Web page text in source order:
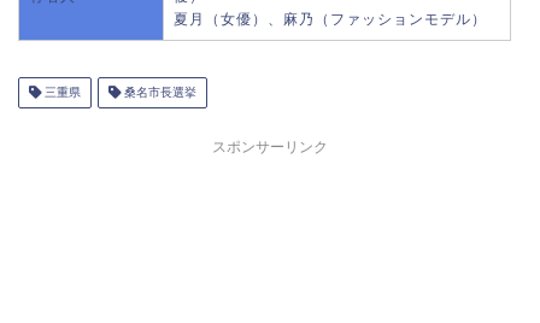
夏月（女優）、麻乃（ファッションモデル）
三重県 桑名市長選挙
スポンサーリンク